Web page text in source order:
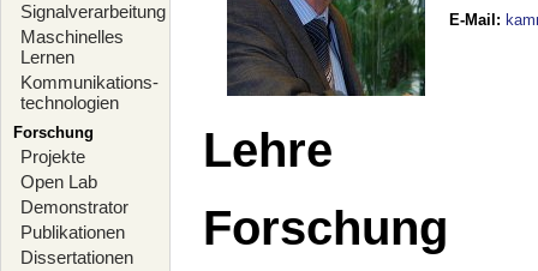
Signalverarbeitung
Maschinelles
Lernen
Kommunikations-
technologien
Forschung
Projekte
Open Lab
Demonstrator
Publikationen
Dissertationen
E-Mail :
Lehre
Forschung